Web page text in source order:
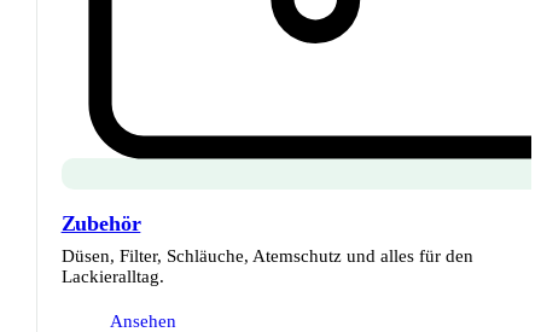
Zubehör
Düsen, Filter, Schläuche, Atemschutz und alles für den
Lackieralltag.
Ansehen